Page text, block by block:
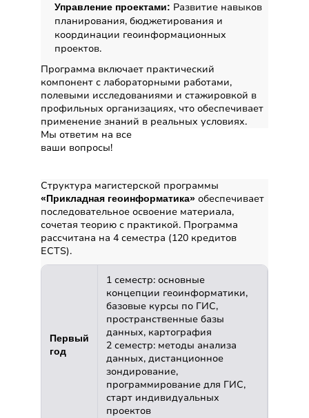
Управление проектами: Развитие навыков
планирования, бюджетирования и
координации геоинформационных
проектов.
Программа включает практический
компонент с лабораторными работами,
полевыми исследованиями и стажировкой в
профильных организациях, что обеспечивает
применение знаний в реальных условиях.
Мы ответим на все
ваши вопросы!
Структура магистерской программы
«Прикладная геоинформатика» обеспечивает
последовательное освоение материала,
сочетая теорию с практикой. Программа
рассчитана на 4 семестра (120 кредитов
ECTS).
Первый
год
1 семестр: основные
концепции геоинформатики,
базовые курсы по ГИС,
пространственные базы
данных, картография
2 семестр: методы анализа
данных, дистанционное
зондирование,
программирование для ГИС,
старт индивидуальных
проектов